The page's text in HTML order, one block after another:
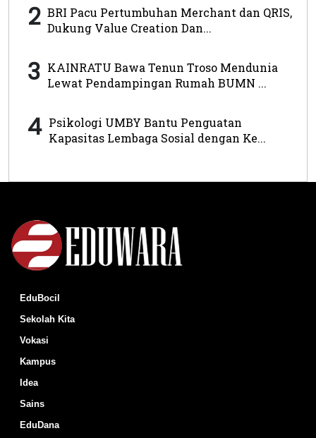
2 BRI Pacu Pertumbuhan Merchant dan QRIS,
Dukung Value Creation Dan...
3 KAINRATU Bawa Tenun Troso Mendunia
Lewat Pendampingan Rumah BUMN ...
4 Psikologi UMBY Bantu Penguatan
Kapasitas Lembaga Sosial dengan Ke...
EduBocil
Sekolah Kita
Vokasi
Kampus
Idea
Sains
EduDana